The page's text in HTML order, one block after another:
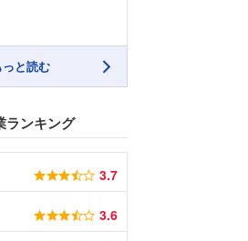
と読む
ランキング
3.7
3.6